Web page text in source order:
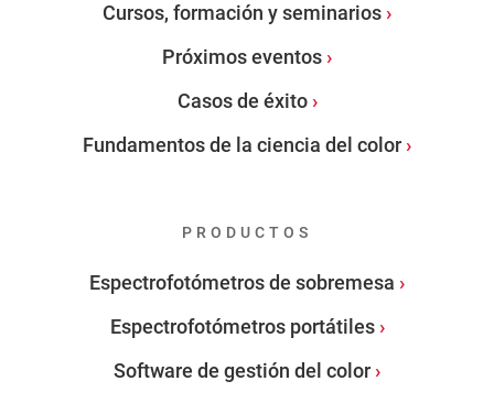
Cursos, formación y seminarios
Próximos eventos
Casos de éxito
Fundamentos de la ciencia del color
PRODUCTOS
Espectrofotómetros de sobremesa
Espectrofotómetros portátiles
Software de gestión del color